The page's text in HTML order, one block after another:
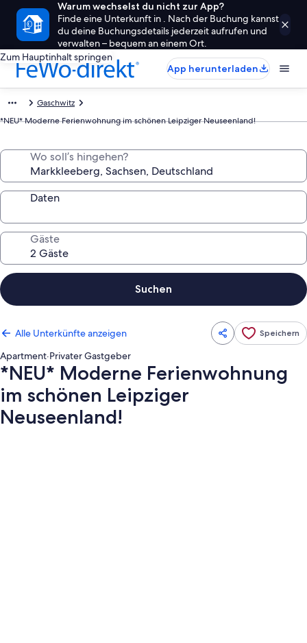
Warum wechselst du nicht zur App?
Finde eine Unterkunft in . Nach der Buchung kannst
du deine Buchungsdetails jederzeit aufrufen und
verwalten – bequem an einem Ort.
Zum Hauptinhalt springen
App herunterladen
Gaschwitz
*NEU* Moderne Ferienwohnung im schönen Leipziger Neuseenland!
Wo soll’s hingehen?
Daten
Gäste
Suchen
Alle Unterkünfte anzeigen Speichern
Apartment·Privater Gastgeber
*NEU* Moderne Ferienwohnung
im schönen Leipziger
Neuseenland!